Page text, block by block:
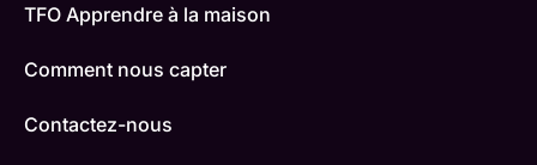
TFO Apprendre à la maison
Comment nous capter
Contactez-nous